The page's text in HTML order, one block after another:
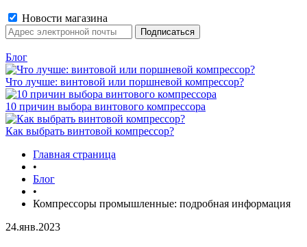
Новости магазина
Блог
Что лучше: винтовой или поршневой компрессор?
10 причин выбора винтового компрессора
Как выбрать винтовой компрессор?
Главная страница
•
Блог
•
Компрессоры промышленные: подробная информация
24.янв.2023